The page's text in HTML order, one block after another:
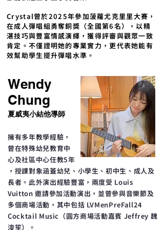
Crystal曾於2025年參加菠蘿尤克里里大賽，
在成人彈唱組勇奪銅獎（全國第6名），以精
湛技巧與豐富情感演繹，獲得評審與觀眾一致
肯定。不僅證明她的專業實力，更代表她能有
效幫助學生提升彈唱水準。
Wendy
Chung
夏威夷小結他導師
擁有多年教學經驗，
曾在特殊幼兒教育中
心及社區中心任教5年
，授課對象涵蓋幼兒、小學生、初中生、成人及
長者。此外演出經驗豐富，兩度受 Louis
Vuitton 邀請參加活動演出，並曾參與音樂節及
多個商場活動，其中包括 LVMenPreFall24
Cocktail Music（圓方商場活動嘉賓 Jeffrey 魏
浚笙）。